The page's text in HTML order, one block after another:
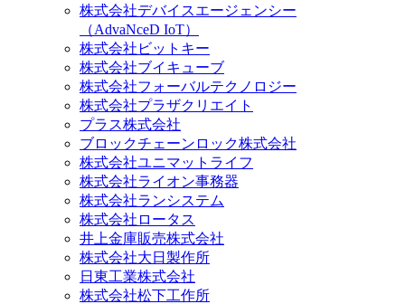
株式会社デバイスエージェンシー
（AdvaNceD IoT）
株式会社ビットキー
株式会社ブイキューブ
株式会社フォーバルテクノロジー
株式会社プラザクリエイト
プラス株式会社
ブロックチェーンロック株式会社
株式会社ユニマットライフ
株式会社ライオン事務器
株式会社ランシステム
株式会社ロータス
井上金庫販売株式会社
株式会社大日製作所
日東工業株式会社
株式会社松下工作所